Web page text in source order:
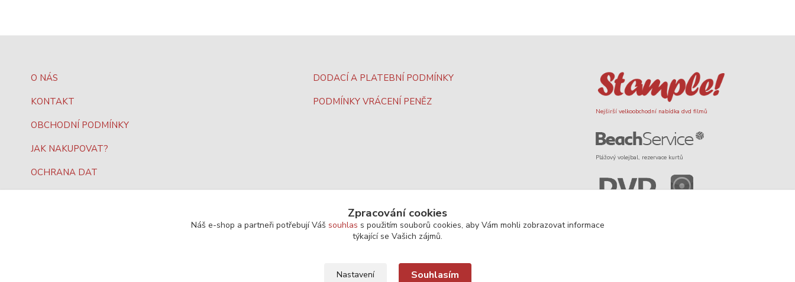
O NÁS
KONTAKT
OBCHODNÍ PODMÍNKY
JAK NAKUPOVAT?
OCHRANA DAT
DODACÍ A PLATEBNÍ PODMÍNKY
PODMÍNKY VRÁCENÍ PENĚZ
Nejširší velkoobchodní nabídka dvd filmů
Plážový volejbal, rezervace kurtů
Zpracování cookies
Náš e-shop a partneři potřebují Váš souhlas s použitím souborů cookies, aby Vám mohli zobrazovat informace
týkající se Vašich zájmů.
Nastavení Souhlasím